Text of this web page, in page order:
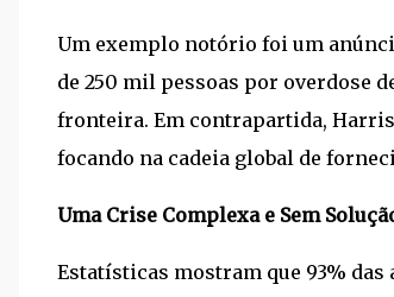
Um exemplo notório foi um
de 250 mil pessoas por overdose
fronteira. Em contrapartida,
focando na cadeia global de
Uma Crise Complexa e Sem
Estatísticas mostram que 93%